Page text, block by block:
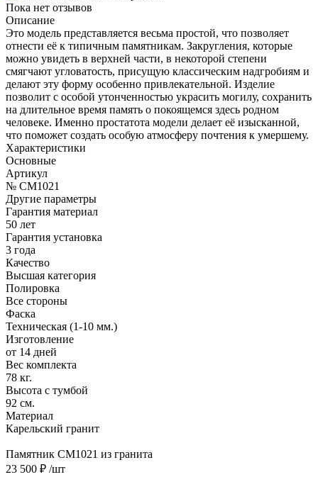
Пока нет отзывов
Описание
Это модель представляется весьма простой, что позволяет
отнести её к типичным памятникам. Закругления, которые
можно увидеть в верхней части, в некоторой степени
смягчают угловатость, присущую классическим надгробиям и
делают эту форму особенно привлекательной. Изделие
позволит с особой утонченностью украсить могилу, сохранить
на длительное время память о покоящемся здесь родном
человеке. Именно простатота модели делает её изысканной,
что поможет создать особую атмосферу почтения к умершему.
Характеристики
Основные
Артикул
№ CM1021
Другие параметры
Гарантия материал
50 лет
Гарантия установка
3 года
Качество
Высшая категория
Полировка
Все стороны
Фаска
Техническая (1-10 мм.)
Изготовление
от 14 дней
Вес комплекта
78 кг.
Высота с тумбой
92 см.
Материал
Карельский гранит
Памятник CM1021 из гранита
23 500 ₽ /шт